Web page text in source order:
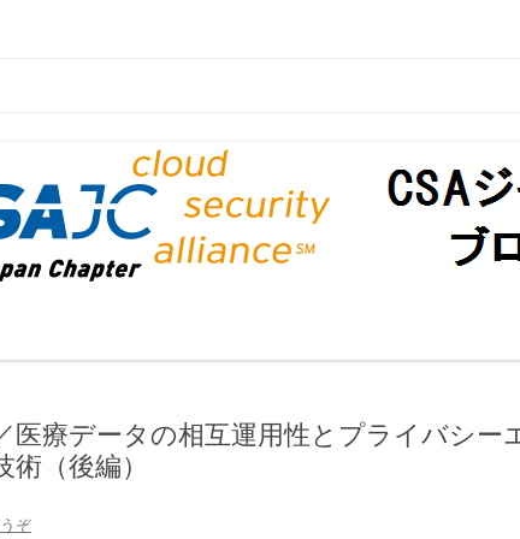
医療データの相互運用性とプライバシー
術（後編）
ぞ